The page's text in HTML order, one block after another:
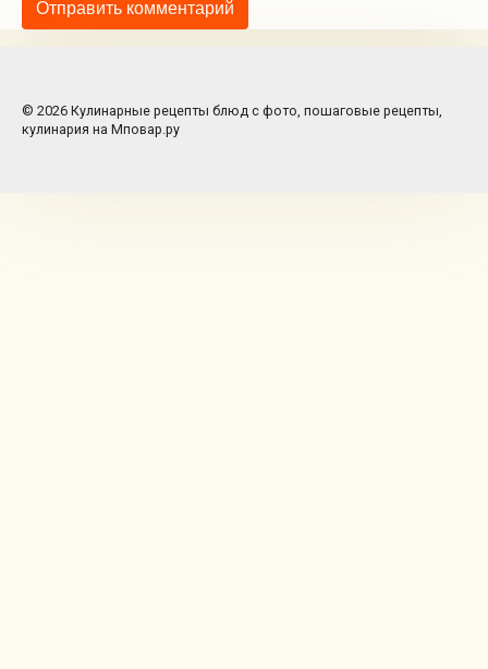
© 2026 Кулинарные рецепты блюд с фото, пошаговые рецепты,
кулинария на Мповар.ру